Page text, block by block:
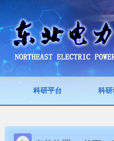
科研平台 科研